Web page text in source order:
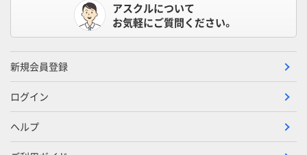
アスクルについて
お気軽にご質問ください。
新規会員登録
ログイン
ヘルプ